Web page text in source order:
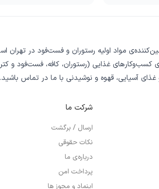
مواد اولیه رستوران و فست‌فود در تهران
کسب‌وکارهای غذایی (رستوران، کافه، فست‌فود و
آسیایی، قهوه و نوشیدنی با ما در تماس باشید.
شرکت ما
ارسال / برگشت
نکات حقوقی
درباره‌ی ما
پرداخت امن
اینماد و مجوز ها